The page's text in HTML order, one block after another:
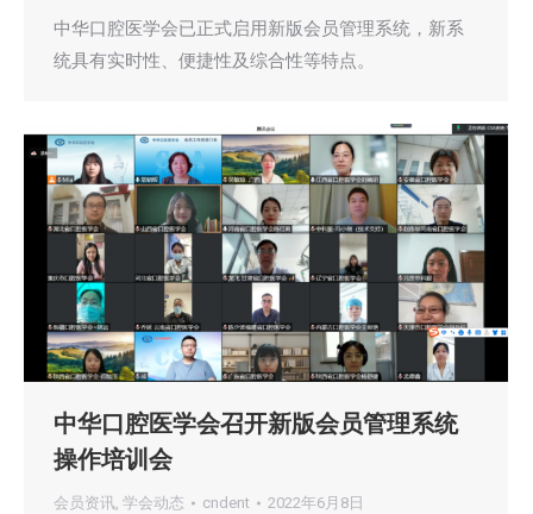
中华口腔医学会已正式启用新版会员管理系统，新系
统具有实时性、便捷性及综合性等特点。
中华口腔医学会召开新版会员管理系统
操作培训会
会员资讯, 学会动态 cndent 2022年6月8日